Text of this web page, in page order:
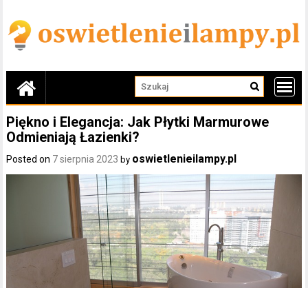
content
Piękno i Elegancja: Jak Płytki Marmurowe
Odmieniają Łazienki?
Posted on 7 sierpnia 2023 by oswietlenieilampy.pl